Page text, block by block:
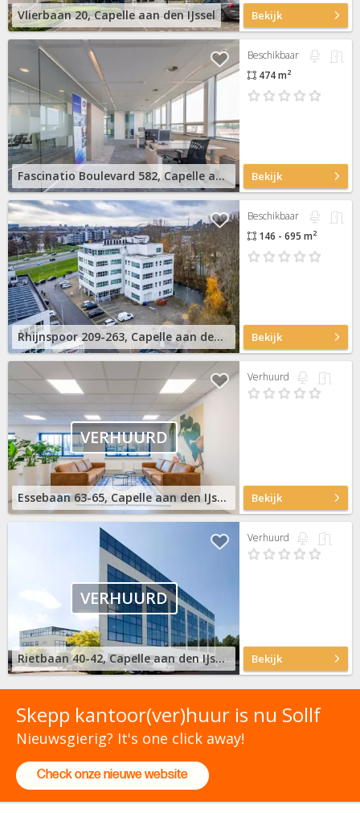
Vlierbaan 20, Capelle aan den IJssel Bekijk
Fascinatio Boulevard 582, Capelle aan den IJssel
Beschikbaar
474 m2
Bekijk
Rhijnspoor 209-263, Capelle aan den IJssel
Beschikbaar
146 - 695 m2
Bekijk
Essebaan 63-65, Capelle aan den IJssel
VERHUURD
Verhuurd
Bekijk
Rietbaan 40-42, Capelle aan den IJssel
VERHUURD
Verhuurd
Bekijk
Skepp kantoor(ver)huur is nu Sollf
Nieuwsgierig? It's one click away!
Check onze nieuwe website